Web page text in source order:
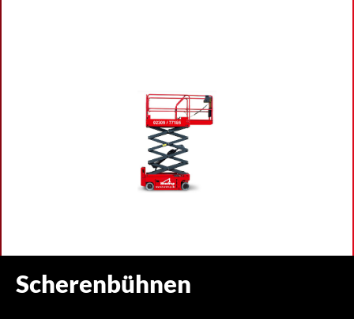
Scherenbühnen